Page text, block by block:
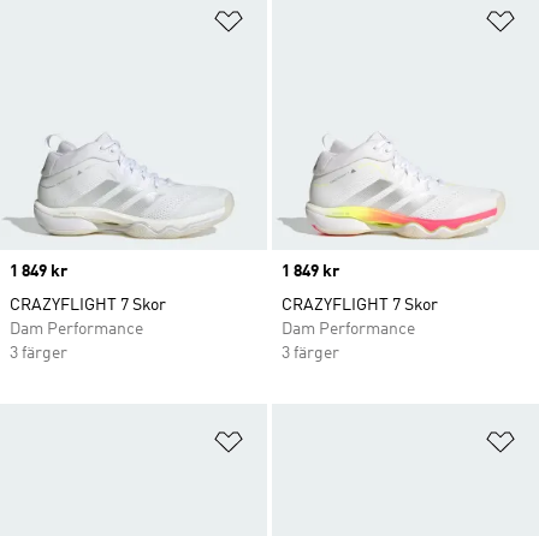
Price
1 849 kr
CRAZYFLIGHT 7 Skor
Dam Performance
3 färger
Price
1 849 kr
CRAZYFLIGHT 7 Skor
Dam Performance
3 färger